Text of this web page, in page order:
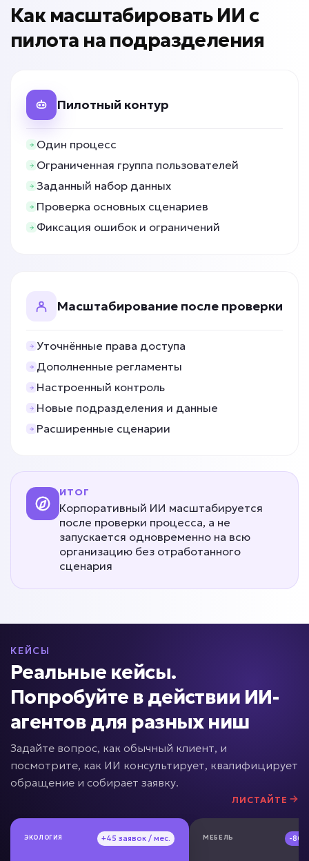
ИИ для повторных
продаж
Задача: Реактивация базы
• До +40% повторных продаж
Срок реализации от 5 дней
от 49 000 ₽ под ключ
CRM заполняется вручную?
Задача: Автоматизация CRM
• Экономия 1–3 часа в день
• До -90% ручного ввода
• До +100% заполненных карточек
Подробней
от 49 000 ₽ под ключ
Много вопросов от сотрудников?
ИИ по базе знаний
Задача: Поиск информации по
документам
• До -90% времени поиска информации
• Ответ за секунды
• До +50% скорости адаптации
Как масштабировать ИИ с
пилота на подразделения
Пилотный контур
Один процесс
Ограниченная группа пользователей
Заданный набор данных
Проверка основных сценариев
Фиксация ошибок и ограничений
Масштабирование после проверки
Уточнённые права доступа
Дополненные регламенты
Настроенный контроль
Новые подразделения и данные
Расширенные сценарии
ИТОГ
Корпоративный ИИ масштабируется
после проверки процесса, а не
запускается одновременно на всю
организацию без отработанного
сценария
КЕЙСЫ
Реальные кейсы.
Попробуйте в действии ИИ-
агентов для разных ниш
Задайте вопрос, как обычный клиент, и
посмотрите, как ИИ консультирует, квалифицирует
обращение и собирает заявку.
ЛИСТАЙТЕ
ЭКОЛОГИЯ +45 заявок / мес.
ЭКОЛОГИЯ +45 заявок / мес. МЕБЕЛЬ -
МЕБЕЛЬ -